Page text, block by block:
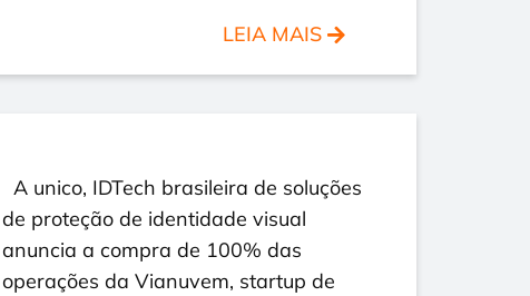
LEIA MAIS
A unico, IDTech brasileira de soluções
de proteção de identidade visual
anuncia a compra de 100% das
operações da Vianuvem, startup de